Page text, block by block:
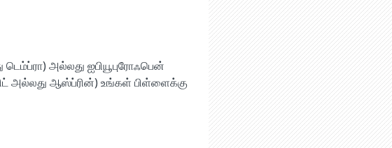
அல்லது ஐபியூபுரோஃபென்
அல்லது ஆஸ்ப்ரின்) உங்கள் பிள்ளைக்கு